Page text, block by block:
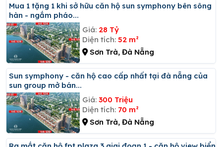
Mua 1 tặng 1 khi sở hữu căn hộ sun symphony bên sông
hàn - ngắm pháo...
Giá: 28 Tỷ
Diện tích: 52 m²
Sơn Trà, Đà Nẵng
Sun symphony - căn hộ cao cấp nhất tại đà nẵng của
sun group mở bán...
Giá: 300 Triệu
Diện tích: 70 m²
Sơn Trà, Đà Nẵng